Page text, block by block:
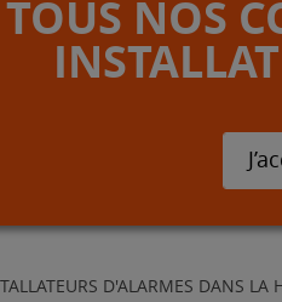
NOS
D'ALARMES DANS LA